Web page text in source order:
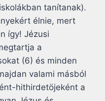
tanítanak).
élnie, mert
így! Jézusi
a
(6) és minden
valami másból
hithirdetöjeként a